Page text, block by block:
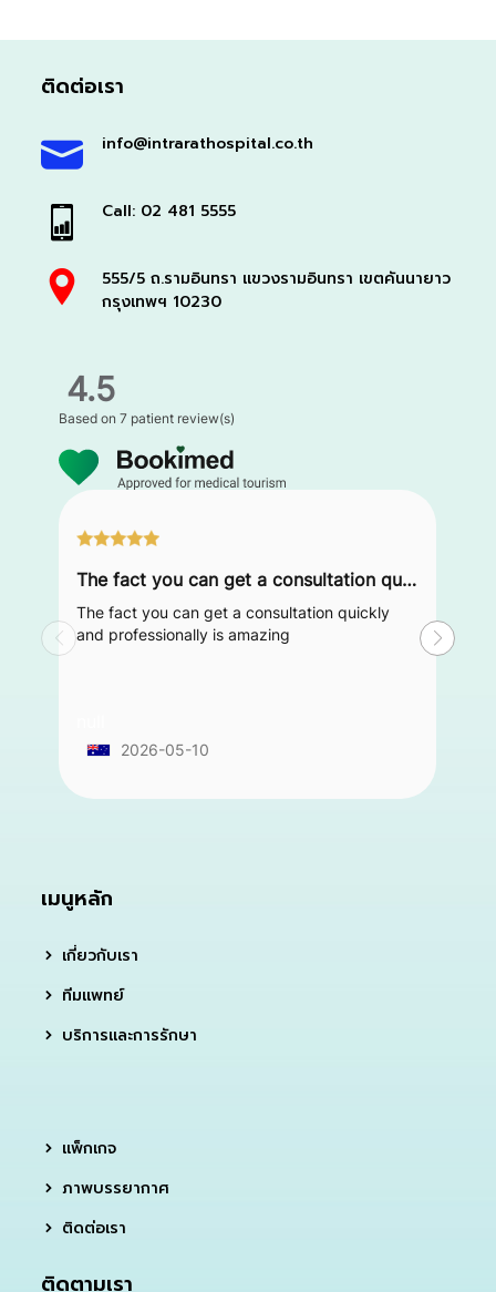
ติดต่อเรา
info@intrarathospital.co.th
Call: 02 481 5555
555/5 ถ.รามอินทรา แขวงรามอินทรา เขตคันนายาว
กรุงเทพฯ 10230
4.5
Based on7 patient review(s)
The fact you can get a consultation quickly and professionally is amazing
The fact you can get a consultation quickly
and professionally is amazing
2026-05-10
เมนูหลัก
เกี่ยวกับเรา
ทีมแพทย์
บริการและการรักษา
แพ็กเกจ
ภาพบรรยากาศ
ติดต่อเรา
ติดตามเรา